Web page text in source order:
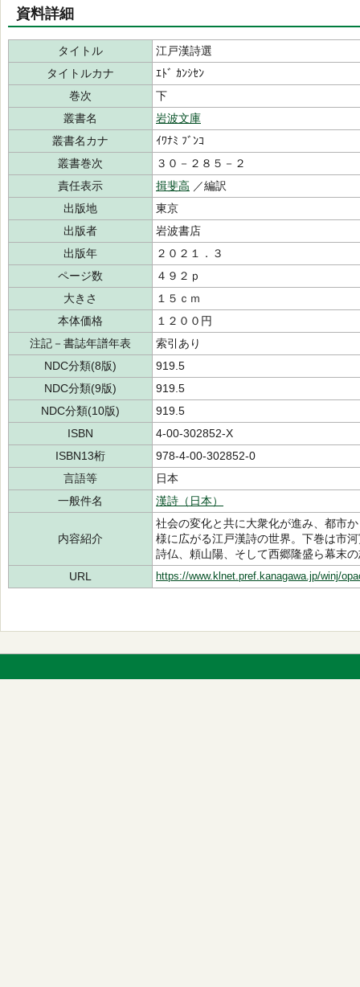
資料詳細
タイトル
江戸漢詩選
タイトルカナ
ｴﾄﾞ ｶﾝｼｾﾝ
巻次
下
叢書名
岩波文庫
叢書名カナ
ｲﾜﾅﾐ ﾌﾞﾝｺ
叢書巻次
３０－２８５－２
責任表示
揖斐高 ／編訳
出版地
東京
出版者
岩波書店
出版年
２０２１．３
ページ数
４９２ｐ
大きさ
１５ｃｍ
本体価格
１２００円
注記－書誌年譜年表
索引あり
NDC分類(8版)
919.5
NDC分類(9版)
919.5
NDC分類(10版)
919.5
ISBN
4-00-302852-X
ISBN13桁
978-4-00-302852-0
言語等
日本
一般件名
漢詩（日本）
内容紹介
社会の変化と共に大衆化が進み、都市
様に広がる江戸漢詩の世界。下巻は市
詩仏、頼山陽、そして西郷隆盛ら幕末
URL
https://www.klnet.pref.kanagawa.jp/winj/